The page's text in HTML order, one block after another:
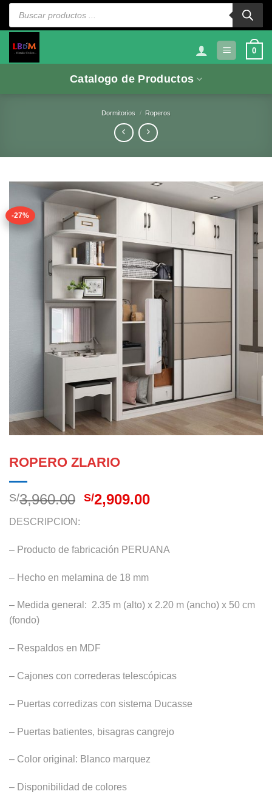
Saltar
Búsqueda
productos
0
Catalogo de Productos
Dormitorios / Roperos
-27%
ROPERO ZLARIO
S/3,960.00 El
era:
S/3,960.00.
S/2,909.00El
es:
S/2,909.00.
DESCRIPCION:
– Producto de fabricación PERUANA
– Hecho en melamina de 18 mm
– Medida general: 2.35 m (alto) x 2.20 m (ancho) x 50 cm
(fondo)
– Respaldos en MDF
– Cajones con correderas telescópicas
– Puertas corredizas con sistema Ducasse
– Puertas batientes, bisagras cangrejo
– Color original: Blanco marquez
– Disponibilidad de colores